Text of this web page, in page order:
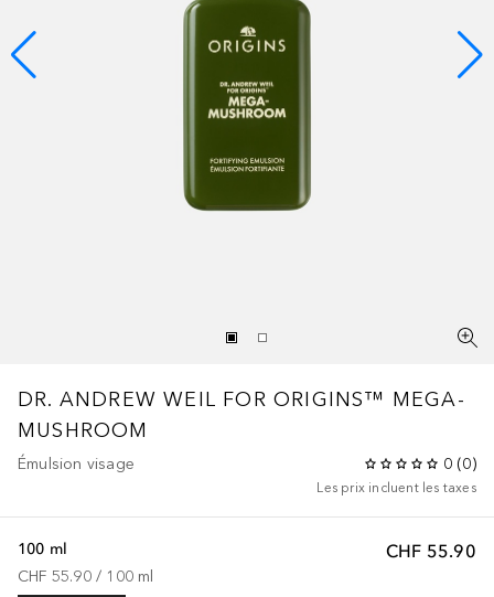
DR. ANDREW WEIL FOR ORIGINS™ MEGA-
MUSHROOM
Émulsion visage 0 (0)
Les prix incluent les taxes
CHF 55.90
100 ml
CHF 55.90 / 100 ml